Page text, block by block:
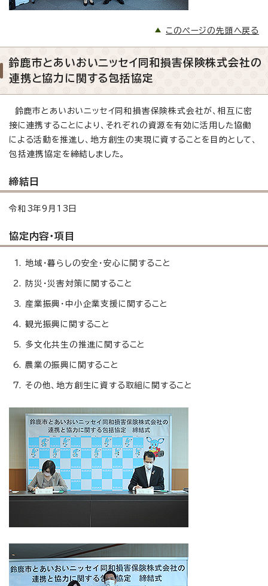
このページの先頭へ戻る
鈴鹿市とあいおいニッセイ同和損害保険株式会社の
連携と協力に関する包括協定
鈴鹿市とあいおいニッセイ同和損害保険株式会社が、相互に密
接に連携することにより、それぞれの資源を有効に活用した協働
による活動を推進し、地方創生の実現に資することを目的として、
包括連携協定を締結しました。
締結日
令和3年9月13日
協定内容・項目
地域・暮らしの安全・安心に関すること
防災・災害対策に関すること
産業振興・中小企業支援に関すること
観光振興に関すること
多文化共生の推進に関すること
農業の振興に関すること
その他、地方創生に資する取組に関すること